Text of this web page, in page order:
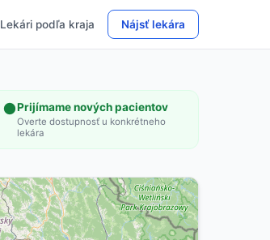
Lekári podľa kraja Nájsť lekára
Prijímame nových pacientov
Overte dostupnosť u konkrétneho
lekára